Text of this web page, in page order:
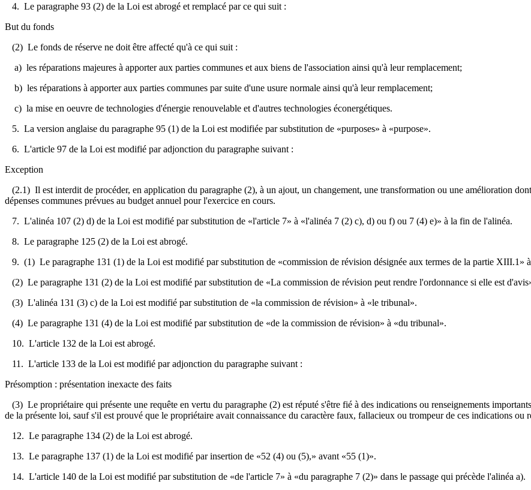
4. Le paragraphe 93 (2) de la Loi est abrogé et remplacé par ce qui suit :
But du fonds
(2) Le fonds de réserve ne doit être affecté qu'à ce qui suit :
a) les réparations majeures à apporter aux parties communes et aux biens de l'association ainsi qu'à leur remplacement;
b) les réparations à apporter aux parties communes par suite d'une usure normale ainsi qu'à leur remplacement;
c) la mise en oeuvre de technologies d'énergie renouvelable et d'autres technologies éconergétiques.
5. La version anglaise du paragraphe 95 (1) de la Loi est modifiée par substitution de «purposes» à «purpose».
6. L'article 97 de la Loi est modifié par adjonction du paragraphe suivant :
Exception
(2.1) Il est interdit de procéder, en application du paragraphe (2), à un ajout, un changement, une transformation ou une amélioration
dépenses communes prévues au budget annuel pour l'exercice en cours.
7. L'alinéa 107 (2) d) de la Loi est modifié par substitution de «l'article 7» à «l'alinéa 7 (2) c), d) ou f) ou 7 (4) e)» à la fin de l'alinéa.
8. Le paragraphe 125 (2) de la Loi est abrogé.
9. (1) Le paragraphe 131 (1) de la Loi est modifié par substitution de «commission de révision désignée aux termes de la partie XIII.1»
(2) Le paragraphe 131 (2) de la Loi est modifié par substitution de «La commission de révision peut rendre l'ordonnance si elle est
(3) L'alinéa 131 (3) c) de la Loi est modifié par substitution de «la commission de révision» à «le tribunal».
(4) Le paragraphe 131 (4) de la Loi est modifié par substitution de «de la commission de révision» à «du tribunal».
10. L'article 132 de la Loi est abrogé.
11. L'article 133 de la Loi est modifié par adjonction du paragraphe suivant :
Présomption : présentation inexacte des faits
(3) Le propriétaire qui présente une requête en vertu du paragraphe (2) est réputé s'être fié à des indications ou renseignements
de la présente loi, sauf s'il est prouvé que le propriétaire avait connaissance du caractère faux, fallacieux ou trompeur de ces indications ou
12. Le paragraphe 134 (2) de la Loi est abrogé.
13. Le paragraphe 137 (1) de la Loi est modifié par insertion de «52 (4) ou (5),» avant «55 (1)».
14. L'article 140 de la Loi est modifié par substitution de «de l'article 7» à «du paragraphe 7 (2)» dans le passage qui précède l'alinéa a).